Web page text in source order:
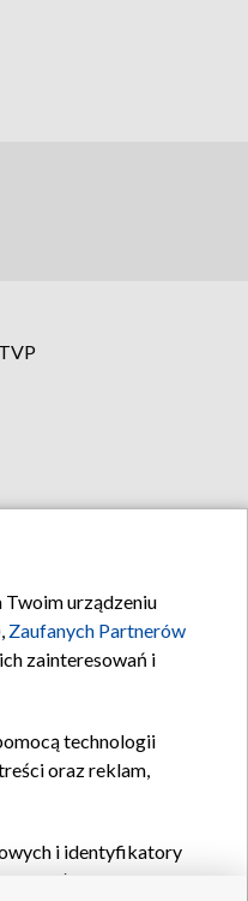
Twoim urządzeniu
Zaufanych Partnerów
zainteresowań i
technologii
oraz reklam,
i identyfikatory